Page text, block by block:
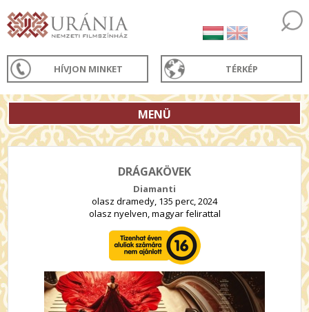
HÍVJON MINKET TÉRKÉP
MENÜ
DRÁGAKÖVEK
Diamanti
olasz dramedy, 135 perc, 2024
olasz nyelven, magyar felirattal